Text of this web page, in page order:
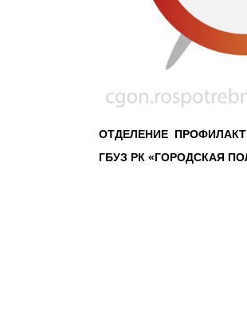
ОТДЕЛЕНИЕ
ГБУЗ РК «ГОРОДСКАЯ